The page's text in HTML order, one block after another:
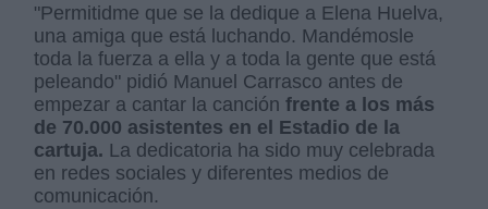
"Permitidme que se la dedique a Elena Huelva,
una amiga que está luchando. Mandémosle
toda la fuerza a ella y a toda la gente que está
peleando" pidió Manuel Carrasco antes de
empezar a cantar la canción frente a los más
de 70.000 asistentes en el Estadio de la
cartuja. La dedicatoria ha sido muy celebrada
en redes sociales y diferentes medios de
comunicación.